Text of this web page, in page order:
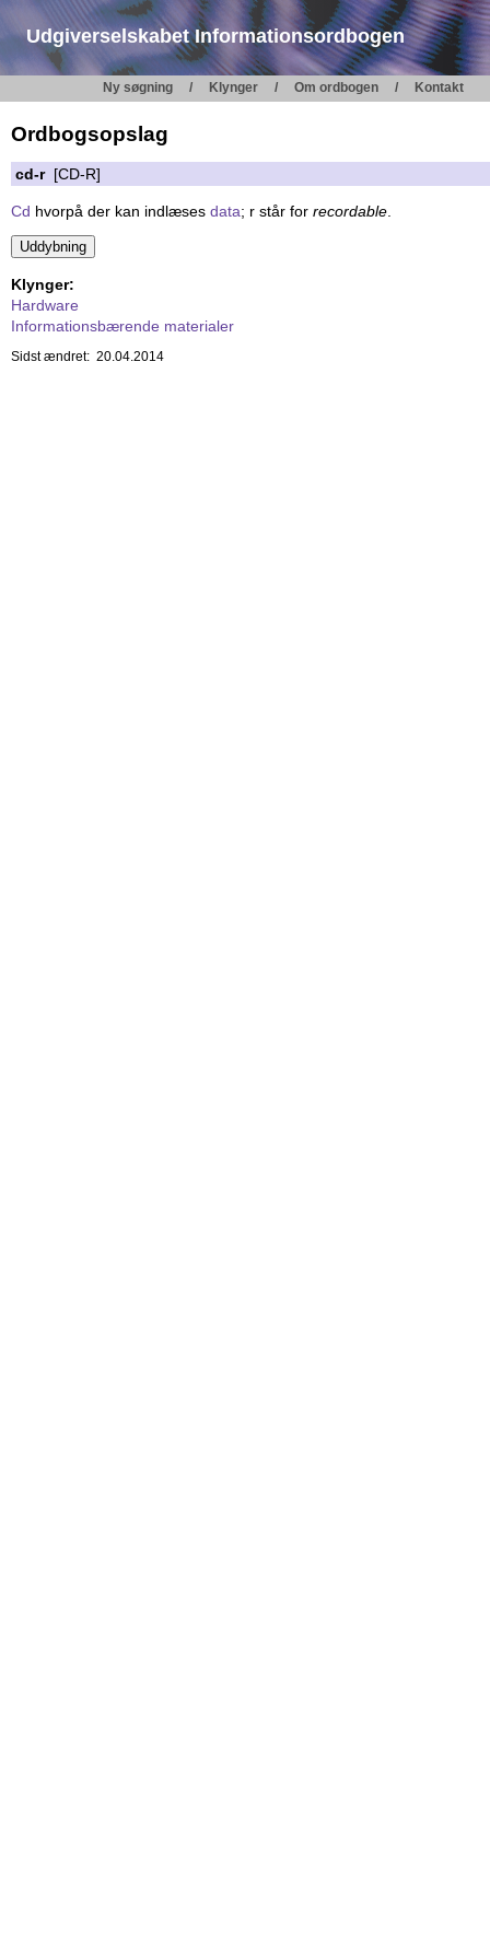
Udgiverselskabet Informationsordbogen
Ny søgning Klynger Om ordbogen Kontakt
Ordbogsopslag
cd-r[CD-R]
Cd hvorpå der kan indlæses data; r står for recordable
Klynger:
Hardware
Informationsbærende materialer
Sidst ændret: 20.04.2014